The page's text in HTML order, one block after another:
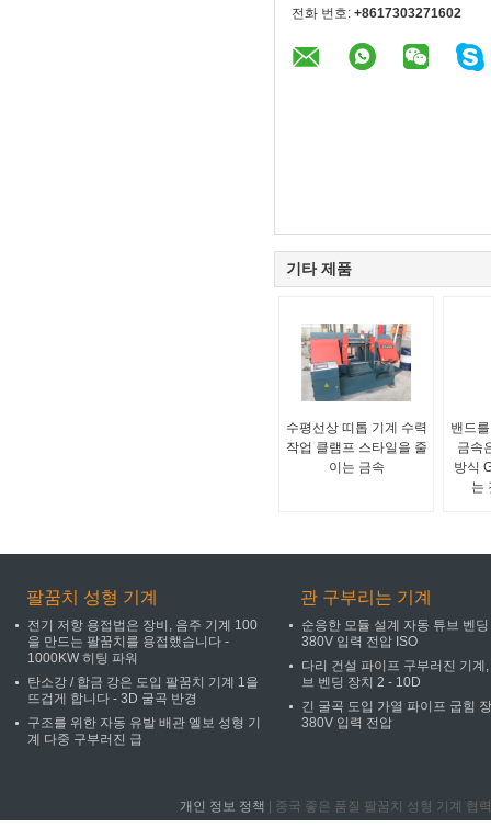
전화 번호: +8617303271602
기타 제품
수평선상 띠톱 기계 수력
작업 클램프 스타일을 줄
이는 금속
밴드
금속
방식
는
팔꿈치 성형 기계
전기 저항 용접법은 장비, 음주 기계 100
을 만드는 팔꿈치를 용접했습니다 -
1000KW 히팅 파워
탄소강 / 합금 강은 도입 팔꿈치 기계 1을
뜨겁게 합니다 - 3D 굴곡 반경
구조를 위한 자동 유발 배관 엘보 성형 기
계 다중 구부러진 급
관 구부리는 기계
순응한 모듈 설계 자동 튜브 벤
380V 입력 전압 ISO
다리 건설 파이프 구부러진 기계
브 벤딩 장치 2 - 10D
긴 굴곡 도입 가열 파이프 굽힘
380V 입력 전압
개인 정보 정책 | 중국 좋은 품질 팔꿈치 성형 기계